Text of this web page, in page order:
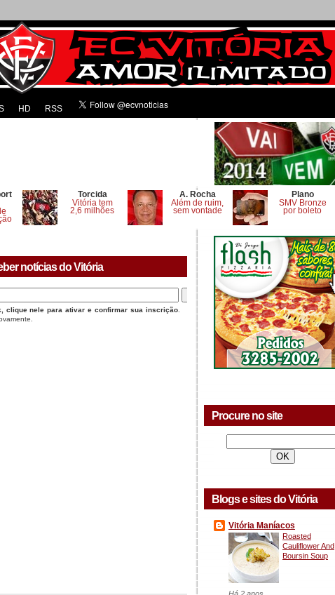
HD RSS
Torcida
Vitória tem
2,6 milhões
A. Rocha
Além de ruim,
sem vontade
Plano
SMV Bronze
por boleto
notícias do Vitória
clique nele para ativar e confirmar sua inscrição
Procure no site
Blogs e sites do Vitória
Vitória Maníacos
Roasted
Cauliflower And
Boursin Soup
Há 2 anos